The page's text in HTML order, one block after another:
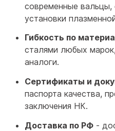
современные
установки
Гибкость по
сталями любых
аналоги.
Сертификаты и
паспорта качества,
заключения НК.
Доставка по РФ -